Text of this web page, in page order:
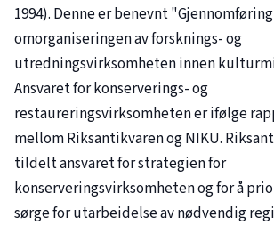
1994). Denne er benevnt
omorganiseringen av forsknings- og
utredningsvirksomheten innen
Ansvaret for konserverings- og
restaureringsvirksomheten er ifølge
mellom Riksantikvaren og NIKU.
tildelt ansvaret for strategien for
konserveringsvirksomheten og for å
sørge for utarbeidelse av nødvendig